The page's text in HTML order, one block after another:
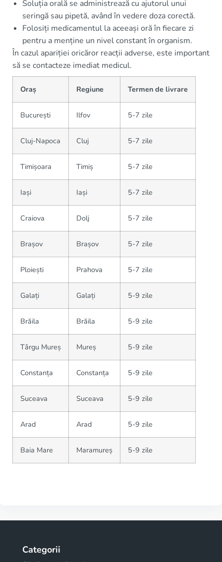
Soluția orală se administrează cu ajutorul unui
seringă sau pipetă, având în vedere doza corectă.
Folosiți medicamentul la aceeași oră în fiecare zi
pentru a menține un nivel constant în organism.
În cazul apariției oricăror reacții adverse, este important
să se contacteze imediat medicul.
Oraș Regiune Termen de livrare
București Ilfov 5-7 zile
Cluj-Napoca Cluj 5-7 zile
Timișoara Timiș 5-7 zile
Iași Iași 5-7 zile
Craiova Dolj 5-7 zile
Brașov Brașov 5-7 zile
Ploiești Prahova 5-7 zile
Galați Galați 5-9 zile
Brăila Brăila 5-9 zile
Târgu Mureș Mureș 5-9 zile
Constanța Constanța 5-9 zile
Suceava Suceava 5-9 zile
Arad Arad 5-9 zile
Baia Mare Maramureș 5-9 zile
Categorii